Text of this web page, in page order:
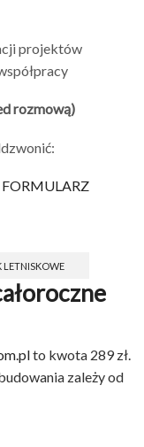
projektów
rozmową)
FORMULARZ
LETNISKOWE
to kwota 289 zł.
zależy od